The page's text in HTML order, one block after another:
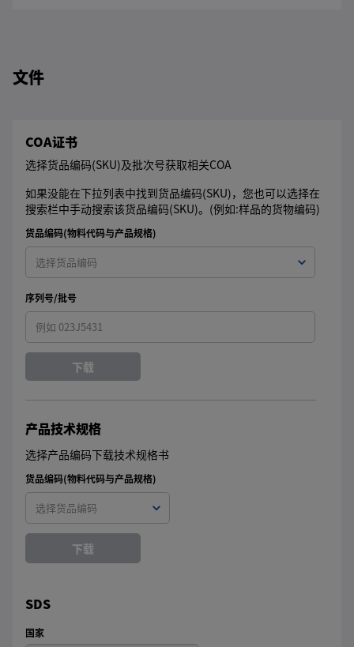
文件
COA证书
选择货品编码(SKU)及批次号获取相关COA
如果没能在下拉列表中找到货品编码(SKU)，您也可以选择在
搜索栏中手动搜索该货品编码(SKU)。(例如:样品的货物编码)
货品编码(物料代码与产品规格)
序列号/批号
下载
产品技术规格
选择产品编码下载技术规格书
货品编码(物料代码与产品规格)
下载
SDS
国家